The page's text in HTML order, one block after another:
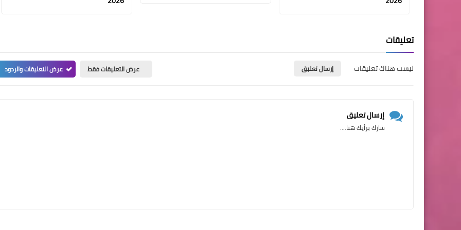
تعليقات
ليست هناك تعليقات إرسال تعليق عرض التعليقات فقط عرض التعليقات والردود
إرسال تعليق
شارك برأيك هنا....